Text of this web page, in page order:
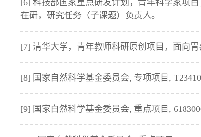
[6] 科技部国家重点研发计划，青年科学家项目
在研，研究任务（子课题）负责人。
[7] 清华大学，青年教师科研原创项目，面向
[8] 国家自然科学基金委员会, 专项项目,
[9] 国家自然科学基金委员会, 重点项目,